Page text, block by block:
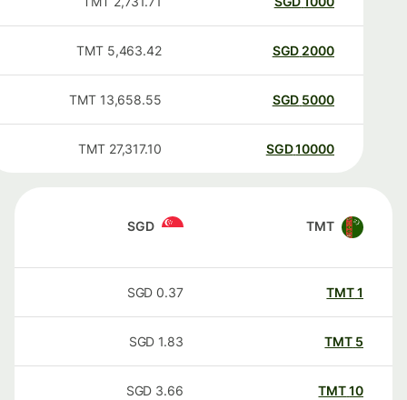
2000
SGD
5,463.42
TMT
5000
SGD
13,658.55
TMT
10000
SGD
27,317.10
TMT
TMT
SGD
TMT
0.37
SGD
TMT
1.83
SGD
TMT
3.66
SGD